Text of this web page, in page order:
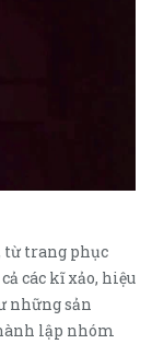
từ trang phục
các kĩ xảo, hiệu
những sản
lập nhóm